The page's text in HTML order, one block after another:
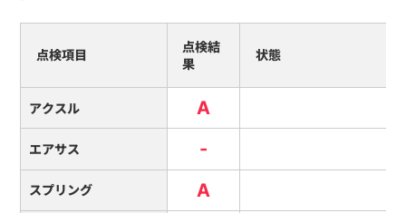
点検項目
点検結
果
状態
アクスル A
エアサス -
スプリング A